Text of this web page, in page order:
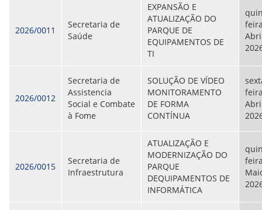
MODELO
PARECERES TÉCNICOS EMITIDOS
RESOLUÇÕES
DIVERSOS
ATAS DA CIPA
ATAS E RESOLUÇÕES DO CONSELHO FISCAL
ATAS DO CONSADE
TRANSPARÊNCIA
2026/0011
Secretaria de
Saúde
EXPANSÃO E
ATUALIZAÇÃO DO
PARQUE DE
EQUIPAMENTOS DE
TI
2026/0012
Secretaria de
Assistencia
Social e Combate
à Fome
SOLUÇÃO DE VÍDEO
MONITORAMENTO
DE FORMA
CONTÍNUA
2026/0015
Secretaria de
Infraestrutura
ATUALIZAÇÃO E
MODERNIZAÇÃO DO
PARQUE
DEQUIPAMENTOS DE
INFORMÁTICA